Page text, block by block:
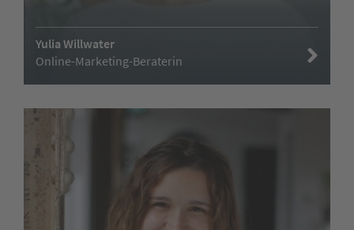
Yulia Willwater
Online-Marketing-Beraterin